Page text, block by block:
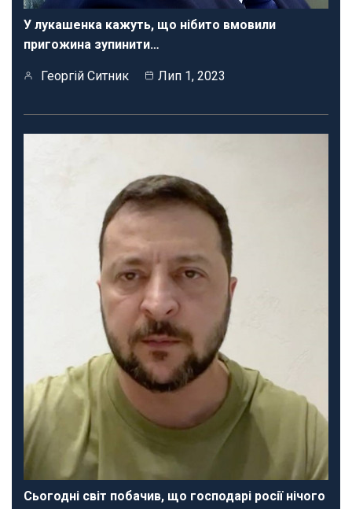
У лукашенка кажуть, що нібито вмовили
пригожина зупинити…
Георгій Ситник Лип 1, 2023
Сьогодні світ побачив, що господарі росії нічого